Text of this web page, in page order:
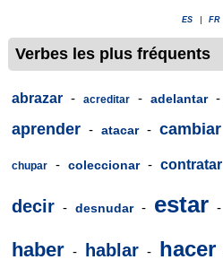
ES FR
Verbes les plus fréquents
abrazar - acreditar - adelantar -
aprender - atacar - cambiar
chupar - coleccionar - contratar
decir - desnudar - estar -
haber - hablar - hacer